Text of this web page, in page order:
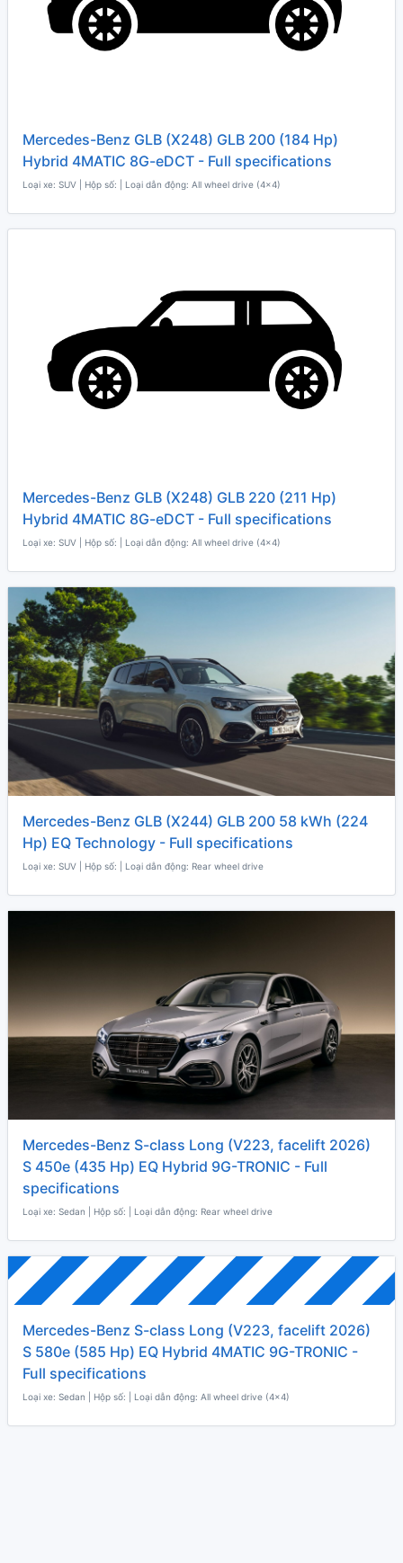
Mercedes-Benz GLB (X248) GLB 200 (184 Hp)
Hybrid 4MATIC 8G-eDCT - Full specifications
Loại xe: SUV | Hộp số: | Loại dẫn động: All wheel drive (4x4)
Mercedes-Benz GLB (X248) GLB 220 (211 Hp)
Hybrid 4MATIC 8G-eDCT - Full specifications
Loại xe: SUV | Hộp số: | Loại dẫn động: All wheel drive (4x4)
Mercedes-Benz GLB (X244) GLB 200 58 kWh (224
Hp) EQ Technology - Full specifications
Loại xe: SUV | Hộp số: | Loại dẫn động: Rear wheel drive
Mercedes-Benz S-class Long (V223, facelift 2026)
S 450e (435 Hp) EQ Hybrid 9G-TRONIC - Full
specifications
Loại xe: Sedan | Hộp số: | Loại dẫn động: Rear wheel drive
Mercedes-Benz S-class Long (V223, facelift 2026)
S 580e (585 Hp) EQ Hybrid 4MATIC 9G-TRONIC -
Full specifications
Loại xe: Sedan | Hộp số: | Loại dẫn động: All wheel drive (4x4)